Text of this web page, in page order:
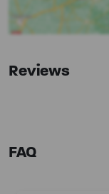
Kinderfaciliteiten
Kinderbedjes
Kinderbox
Reviews
FAQ